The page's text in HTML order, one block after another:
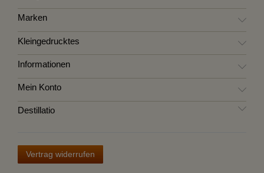
Marken
Kleingedrucktes
Informationen
Mein Konto
Destillatio
Vertrag widerrufen